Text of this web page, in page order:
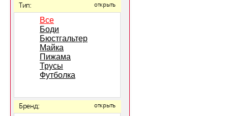
Тип: открыть
Все
Боди
Бюстгальтер
Майка
Пижама
Трусы
Футболка
Бренд: открыть